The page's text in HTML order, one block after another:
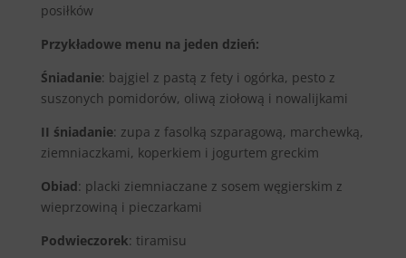
posiłków
Przykładowe menu na jeden dzień:
Śniadanie: bajgiel z pastą z fety i ogórka, pesto z
suszonych pomidorów, oliwą ziołową i nowalijkami
II śniadanie: zupa z fasolką szparagową, marchewką,
ziemniaczkami, koperkiem i jogurtem greckim
Obiad: placki ziemniaczane z sosem węgierskim z
wieprzowiną i pieczarkami
Podwieczorek: tiramisu